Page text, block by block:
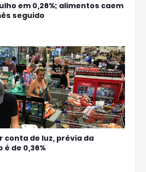
em 0,26%; alimentos caem
seguido
conta de luz, prévia da
de 0,36%